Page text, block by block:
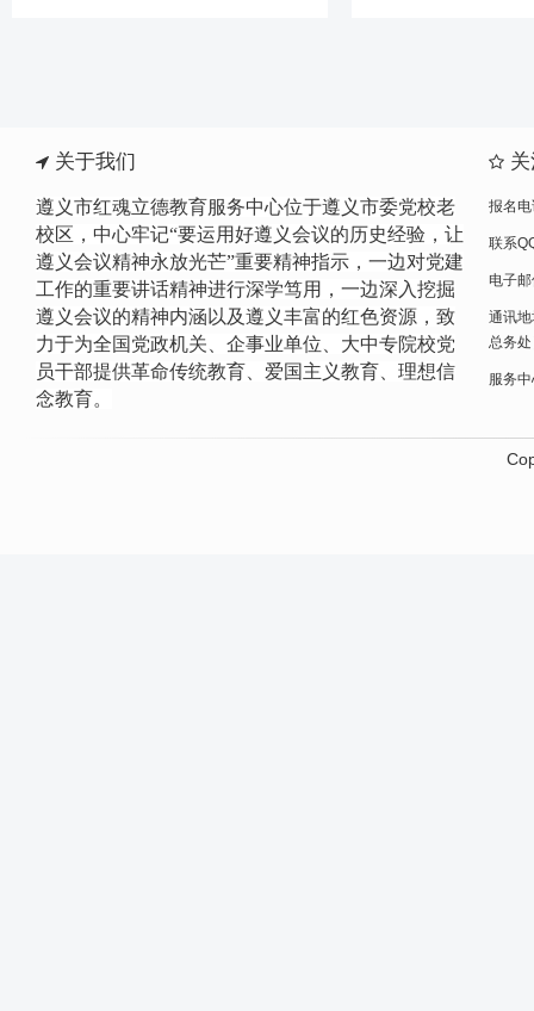
关于我们
遵义市红魂立德教育服务中心位于遵义市委党校老
校区，中心牢记“要运用好遵义会议的历史经验，让
遵义会议精神永放光芒”重要精神指示，一边对党建
工作的重要讲话精神进行深学笃用，一边深入挖掘
遵义会议的精神内涵以及遵义丰富的红色资源，致
力于为全国党政机关、企事业单位、大中专院校党
员干部提供革命传统教育、爱国主义教育、理想信
念教育。
报名
联系
电子
通讯
总务
服务